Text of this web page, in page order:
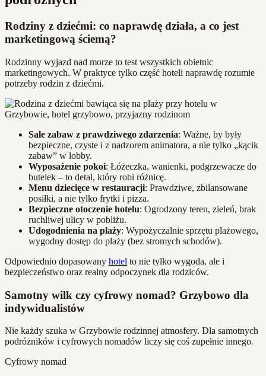
Rodziny z dziećmi: co naprawdę działa, a co jest
marketingową ściemą?
Rodzinny wyjazd nad morze to test wszystkich obietnic
marketingowych. W praktyce tylko część hoteli naprawdę rozumie
potrzeby rodzin z dziećmi.
Sale zabaw z prawdziwego zdarzenia: Ważne, by były
bezpieczne, czyste i z nadzorem animatora, a nie tylko „kącik
zabaw” w lobby.
Wyposażenie pokoi: Łóżeczka, wanienki, podgrzewacze do
butelek – to detal, który robi różnicę.
Menu dziecięce w restauracji: Prawdziwe, zbilansowane
posiłki, a nie tylko frytki i pizza.
Bezpieczne otoczenie hotelu: Ogrodzony teren, zieleń, brak
ruchliwej ulicy w pobliżu.
Udogodnienia na plaży: Wypożyczalnie sprzętu plażowego,
wygodny dostęp do plaży (bez stromych schodów).
Odpowiednio dopasowany hotel to nie tylko wygoda, ale i
bezpieczeństwo oraz realny odpoczynek dla rodziców.
Samotny wilk czy cyfrowy nomad? Grzybowo dla
indywidualistów
Nie każdy szuka w Grzybowie rodzinnej atmosfery. Dla samotnych
podróżników i cyfrowych nomadów liczy się coś zupełnie innego.
Cyfrowy nomad